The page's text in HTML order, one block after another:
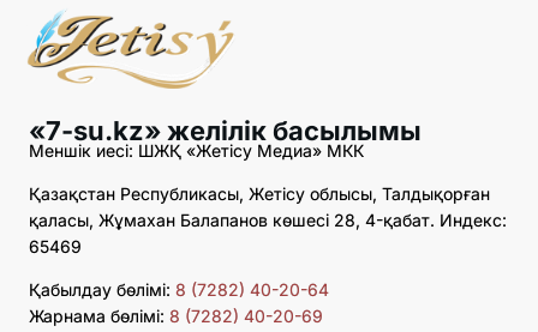
«7-su.kz» желілік басылымы
Меншік иесі: ШЖҚ «Жетісу Медиа» МКК
Қазақстан Республикасы, Жетісу облысы, Талдықорған
қаласы, Жұмахан Балапанов көшесі 28, 4-қабат. Индекс:
65469
Қабылдау бөлімі: 8 (7282) 40-20-64
Жарнама бөлімі: 8 (7282) 40-20-69